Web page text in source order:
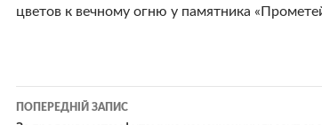
цветов к вечному огню у памятника
Навігація
ПОПЕРЕДНІЙ ЗАПИС